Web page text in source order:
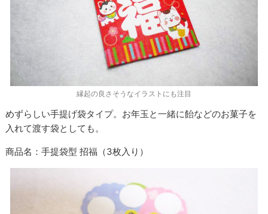
縁起の良さそうなイラストにも注目
めずらしい手提げ袋タイプ。お年玉と一緒に飴などのお菓子を
入れて渡す袋としても。
商品名：手提袋型 招福（3枚入り）